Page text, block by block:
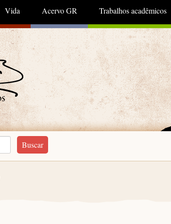
Vida Acervo GR Trabalhos acadêmicos